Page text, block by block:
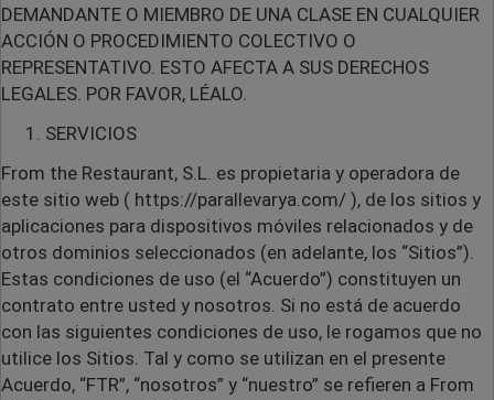
DEMANDANTE O MIEMBRO DE UNA CLASE EN CUALQUIER
ACCIÓN O PROCEDIMIENTO COLECTIVO O
REPRESENTATIVO. ESTO AFECTA A SUS DERECHOS
LEGALES. POR FAVOR, LÉALO.
SERVICIOS
From the Restaurant, S.L. es propietaria y operadora de
este sitio web ( https://parallevarya.com/ ), de los sitios y
aplicaciones para dispositivos móviles relacionados y de
otros dominios seleccionados (en adelante, los “Sitios”).
Estas condiciones de uso (el “Acuerdo”) constituyen un
contrato entre usted y nosotros. Si no está de acuerdo
con las siguientes condiciones de uso, le rogamos que no
utilice los Sitios. Tal y como se utilizan en el presente
Acuerdo, “FTR”, “nosotros” y “nuestro” se refieren a From